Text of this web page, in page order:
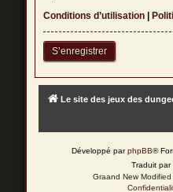
Conditions d’utilisation |
S’enregistrer
Le site des jeux des
Développé parphpBB®
Traduit par
Graand New Modified